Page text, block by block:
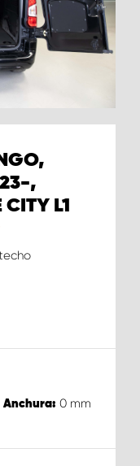
,
L1
Anchura: 0 mm